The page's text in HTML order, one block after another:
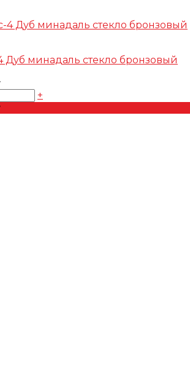
Дуб минадаль стекло бронзовый
+